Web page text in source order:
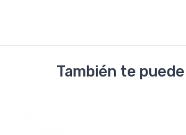
También te